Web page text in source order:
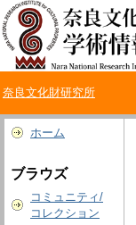
奈良文化財研究所
ホーム
ブラウズ
コミュニティ/
コレクション